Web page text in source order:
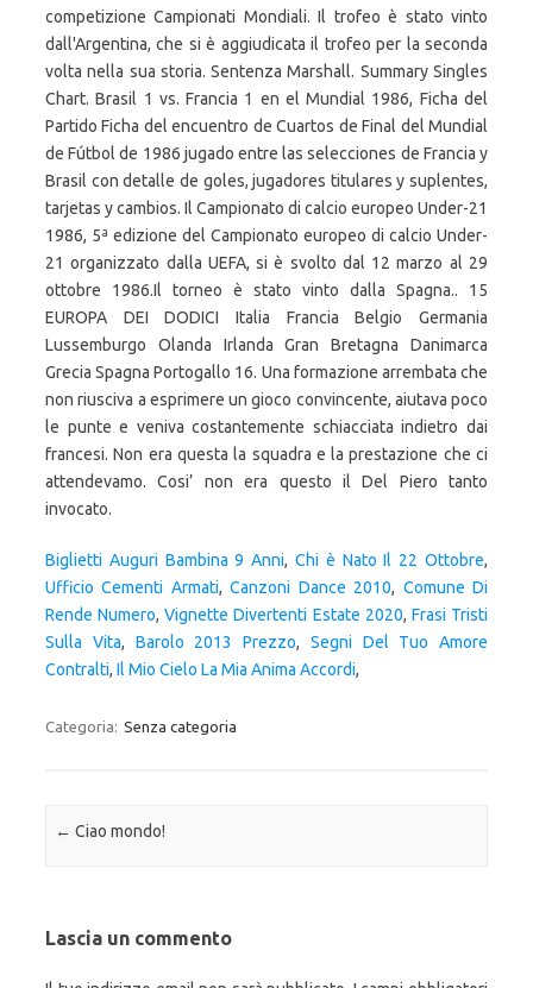
competizione Campionati Mondiali. Il trofeo è stato vinto
dall'Argentina, che si è aggiudicata il trofeo per la seconda
volta nella sua storia. Sentenza Marshall. Summary Singles
Chart. Brasil 1 vs. Francia 1 en el Mundial 1986, Ficha del
Partido Ficha del encuentro de Cuartos de Final del Mundial
de Fútbol de 1986 jugado entre las selecciones de Francia y
Brasil con detalle de goles, jugadores titulares y suplentes,
tarjetas y cambios. Il Campionato di calcio europeo Under-21
1986, 5ª edizione del Campionato europeo di calcio Under-
21 organizzato dalla UEFA, si è svolto dal 12 marzo al 29
ottobre 1986.Il torneo è stato vinto dalla Spagna.. 15
EUROPA DEI DODICI Italia Francia Belgio Germania
Lussemburgo Olanda Irlanda Gran Bretagna Danimarca
Grecia Spagna Portogallo 16. Una formazione arrembata che
non riusciva a esprimere un gioco convincente, aiutava poco
le punte e veniva costantemente schiacciata indietro dai
francesi. Non era questa la squadra e la prestazione che ci
attendevamo. Cosi’ non era questo il Del Piero tanto
invocato.
Biglietti Auguri Bambina 9 Anni,Chi è Nato Il 22 Ottobre,
Ufficio Cementi Armati,Canzoni Dance 2010, Comune Di
Rende Numero,Vignette Divertenti Estate 2020, Frasi Tristi
Sulla Vita, Barolo 2013 Prezzo, Segni Del Tuo Amore
Contralti, Il Mio Cielo La Mia Anima Accordi,
Categoria: Senza categoria
Navigazione articolo
← Ciao mondo!
Lascia un commento